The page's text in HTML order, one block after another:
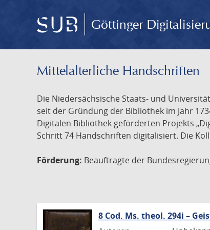
Göttinger
Mittelalterliche Handschriften
Die Niedersächsische Staats- und
seit der Gründung der Bibliothek im Jahr
Digitalen Bibliothek geförderten Projekts
Schritt 74 Handschriften digitalisiert. Die
Förderung: Beauftragte der
8 Cod. Ms. theol. 294i –